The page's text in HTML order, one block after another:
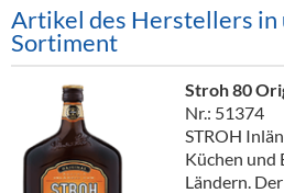
Artikel des Herstellers in
Sortiment
Stroh 80
Nr.: 51374
STROH
Küchen und
Ländern.